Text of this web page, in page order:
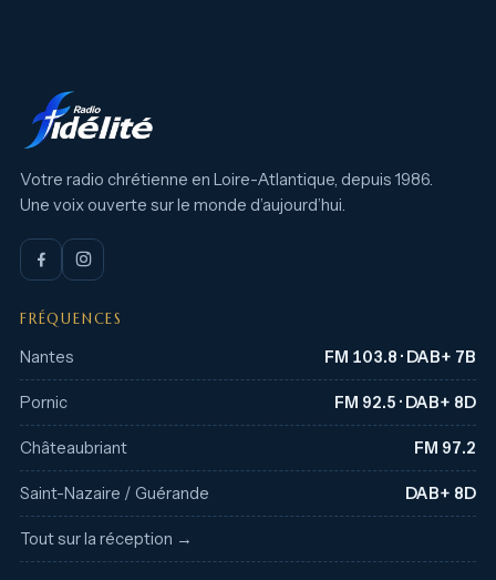
Votre radio chrétienne en Loire-Atlantique, depuis 1986.
Une voix ouverte sur le monde d’aujourd’hui.
FRÉQUENCES
Nantes FM 103.8 · DAB+ 7B
Pornic FM 92.5 · DAB+ 8D
Châteaubriant FM 97.2
Saint-Nazaire / Guérande DAB+ 8D
Tout sur la réception →